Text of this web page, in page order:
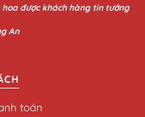
được khách hàng tin tưởng
An
toán